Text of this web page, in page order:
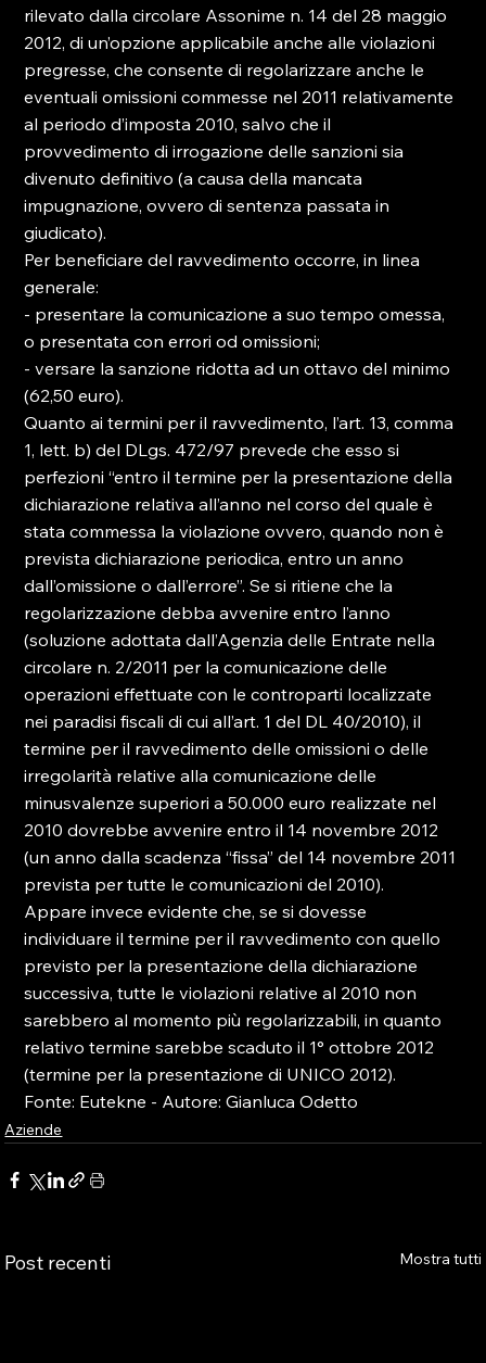
rilevato dalla circolare Assonime n. 14 del 28 maggio
2012, di un’opzione applicabile anche alle violazioni
pregresse, che consente di regolarizzare anche le
eventuali omissioni commesse nel 2011 relativamente
al periodo d’imposta 2010, salvo che il
provvedimento di irrogazione delle sanzioni sia
divenuto definitivo (a causa della mancata
impugnazione, ovvero di sentenza passata in
giudicato).
Per beneficiare del ravvedimento occorre, in linea
generale:
- presentare la comunicazione a suo tempo omessa,
o presentata con errori od omissioni;
- versare la sanzione ridotta ad un ottavo del minimo
(62,50 euro).
Quanto ai termini per il ravvedimento, l’art. 13, comma
1, lett. b) del DLgs. 472/97 prevede che esso si
perfezioni “entro il termine per la presentazione della
dichiarazione relativa all’anno nel corso del quale è
stata commessa la violazione ovvero, quando non è
prevista dichiarazione periodica, entro un anno
dall’omissione o dall’errore”. Se si ritiene che la
regolarizzazione debba avvenire entro l’anno
(soluzione adottata dall’Agenzia delle Entrate nella
circolare n. 2/2011 per la comunicazione delle
operazioni effettuate con le controparti localizzate
nei paradisi fiscali di cui all’art. 1 del DL 40/2010), il
termine per il ravvedimento delle omissioni o delle
irregolarità relative alla comunicazione delle
minusvalenze superiori a 50.000 euro realizzate nel
2010 dovrebbe avvenire entro il 14 novembre 2012
(un anno dalla scadenza “fissa” del 14 novembre 2011
prevista per tutte le comunicazioni del 2010).
Appare invece evidente che, se si dovesse
individuare il termine per il ravvedimento con quello
previsto per la presentazione della dichiarazione
successiva, tutte le violazioni relative al 2010 non
sarebbero al momento più regolarizzabili, in quanto
relativo termine sarebbe scaduto il 1° ottobre 2012
(termine per la presentazione di UNICO 2012).
Fonte: Eutekne - Autore: Gianluca Odetto
Aziende
Post recenti Mostra tutti